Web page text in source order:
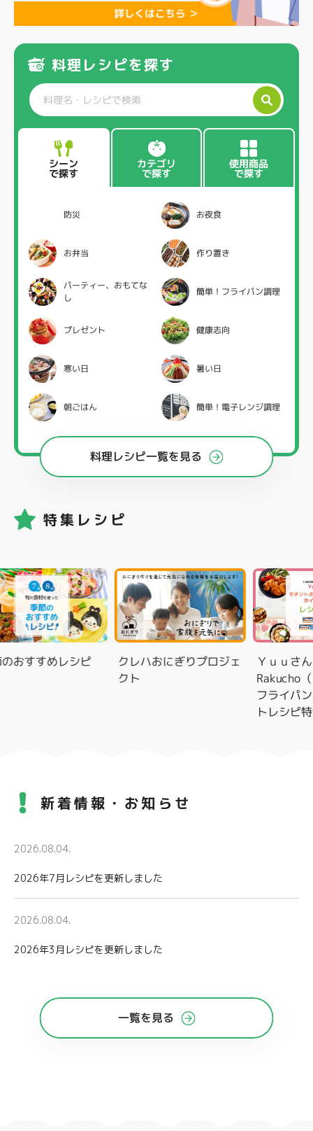
料理レシピを探す
シーン
で探す
カテゴリ
で探す
使用商品
で探す
防災 お夜食
お弁当 作り置き
パーティー、おもてな
し
簡単！フライパン調理
プレゼント 健康志向
寒い日 暑い日
朝ごはん 簡単！電子レンジ調理
料理レシピ一覧を見る
特集レシピ
すすめレシピ クレハおにぎりプロジェ
クト
Ｙｕｕさんと
Rakucho（
フライパン
トレシピ特集
新着情報・お知らせ
2026.08.04.
2026年7月レシピを更新しました
2026.08.04.
2026年3月レシピを更新しました
一覧を見る